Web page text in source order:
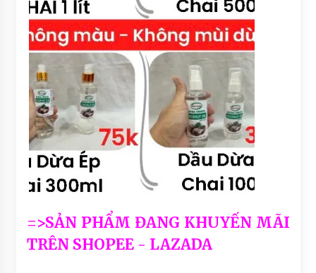
=>SẢN PHẨM ĐANG KHUYẾN MÃI
TRÊN SHOPEE - LAZADA